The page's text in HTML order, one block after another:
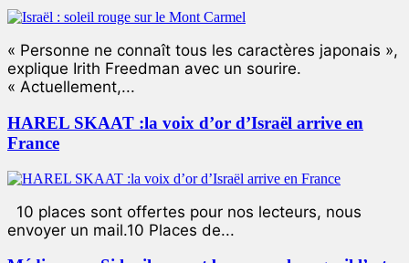
« Personne ne connaît tous les caractères japonais »,
explique Irith Freedman avec un sourire.
« Actuellement,...
HAREL SKAAT :la voix d’or d’Israël arrive en
France
10 places sont offertes pour nos lecteurs, nous
envoyer un mail.10 Places de...